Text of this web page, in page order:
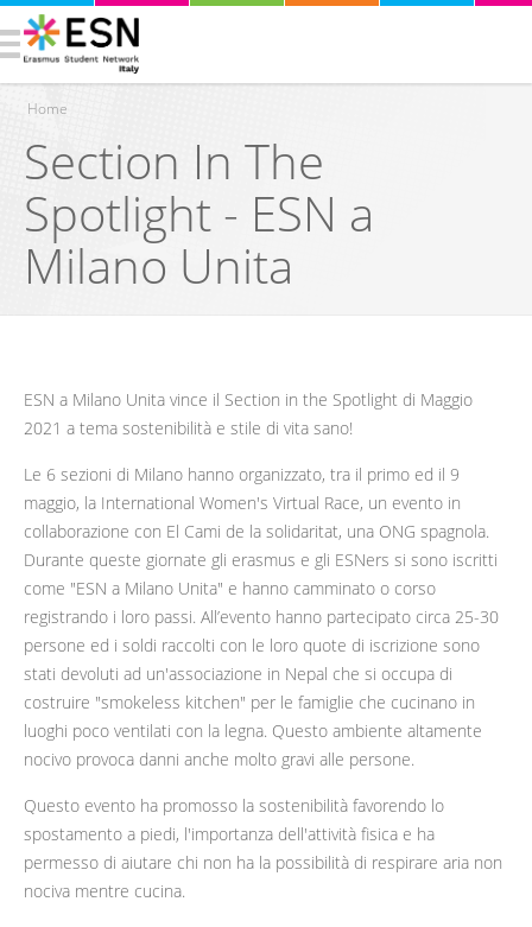
Tu sei qui
Home
Section In The
Spotlight - ESN a
Milano Unita
ESN a Milano Unita vince il Section in the Spotlight di Maggio
2021 a tema sostenibilità e stile di vita sano!
Le 6 sezioni di Milano hanno organizzato, tra il primo ed il 9
maggio, la International Women's Virtual Race, un evento in
collaborazione con El Cami de la solidaritat, una ONG spagnola.
Durante queste giornate gli erasmus e gli ESNers si sono iscritti
come "ESN a Milano Unita" e hanno camminato o corso
registrando i loro passi. All’evento hanno partecipato circa 25-30
persone ed i soldi raccolti con le loro quote di iscrizione sono
stati devoluti ad un'associazione in Nepal che si occupa di
costruire "smokeless kitchen" per le famiglie che cucinano in
luoghi poco ventilati con la legna. Questo ambiente altamente
nocivo provoca danni anche molto gravi alle persone.
Questo evento ha promosso la sostenibilità favorendo lo
spostamento a piedi, l'importanza dell'attività fisica e ha
permesso di aiutare chi non ha la possibilità di respirare aria non
nociva mentre cucina.